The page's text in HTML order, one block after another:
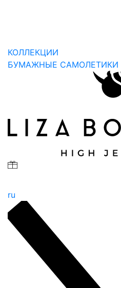
КОЛЛЕКЦИИ
БУМАЖНЫЕ САМОЛЕТИКИ
ru